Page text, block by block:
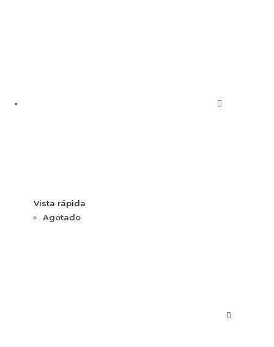
Vista rápida
Agotado